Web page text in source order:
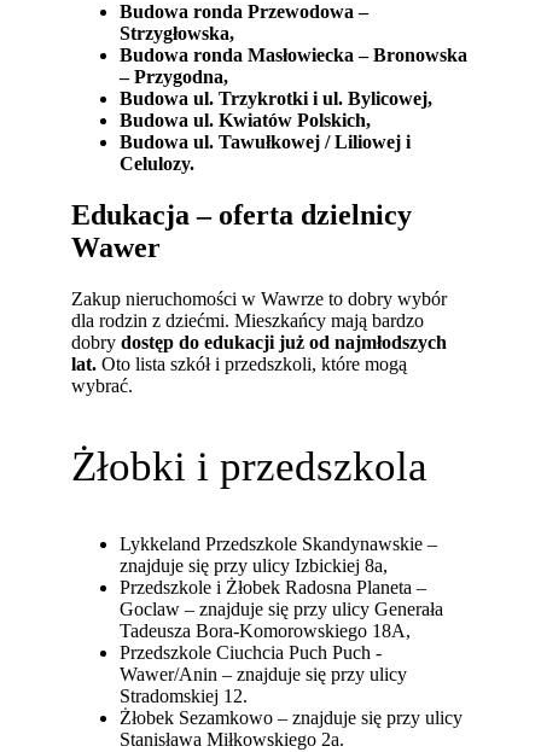
Budowa ronda Przewodowa –
Strzygłowska,
Budowa ronda Masłowiecka – Bronowska
– Przygodna,
Budowa ul. Trzykrotki i ul. Bylicowej,
Budowa ul. Kwiatów Polskich,
Budowa ul. Tawułkowej / Liliowej i
Celulozy.
Edukacja – oferta dzielnicy
Wawer
Zakup nieruchomości w Wawrze to dobry wybór
dla rodzin z dziećmi. Mieszkańcy mają bardzo
dobrydostęp do edukacji już od najmłodszych
lat. Oto lista szkół i przedszkoli, które mogą
wybrać.
Żłobki i przedszkola
Lykkeland Przedszkole Skandynawskie –
znajduje się przy ulicy Izbickiej 8a,
Przedszkole i Żłobek Radosna Planeta –
Goclaw – znajduje się przy ulicy Generała
Tadeusza Bora-Komorowskiego 18A,
Przedszkole Ciuchcia Puch Puch -
Wawer/Anin – znajduje się przy ulicy
Stradomskiej 12.
Żłobek Sezamkowo – znajduje się przy ulicy
Stanisława Miłkowskiego 2a.